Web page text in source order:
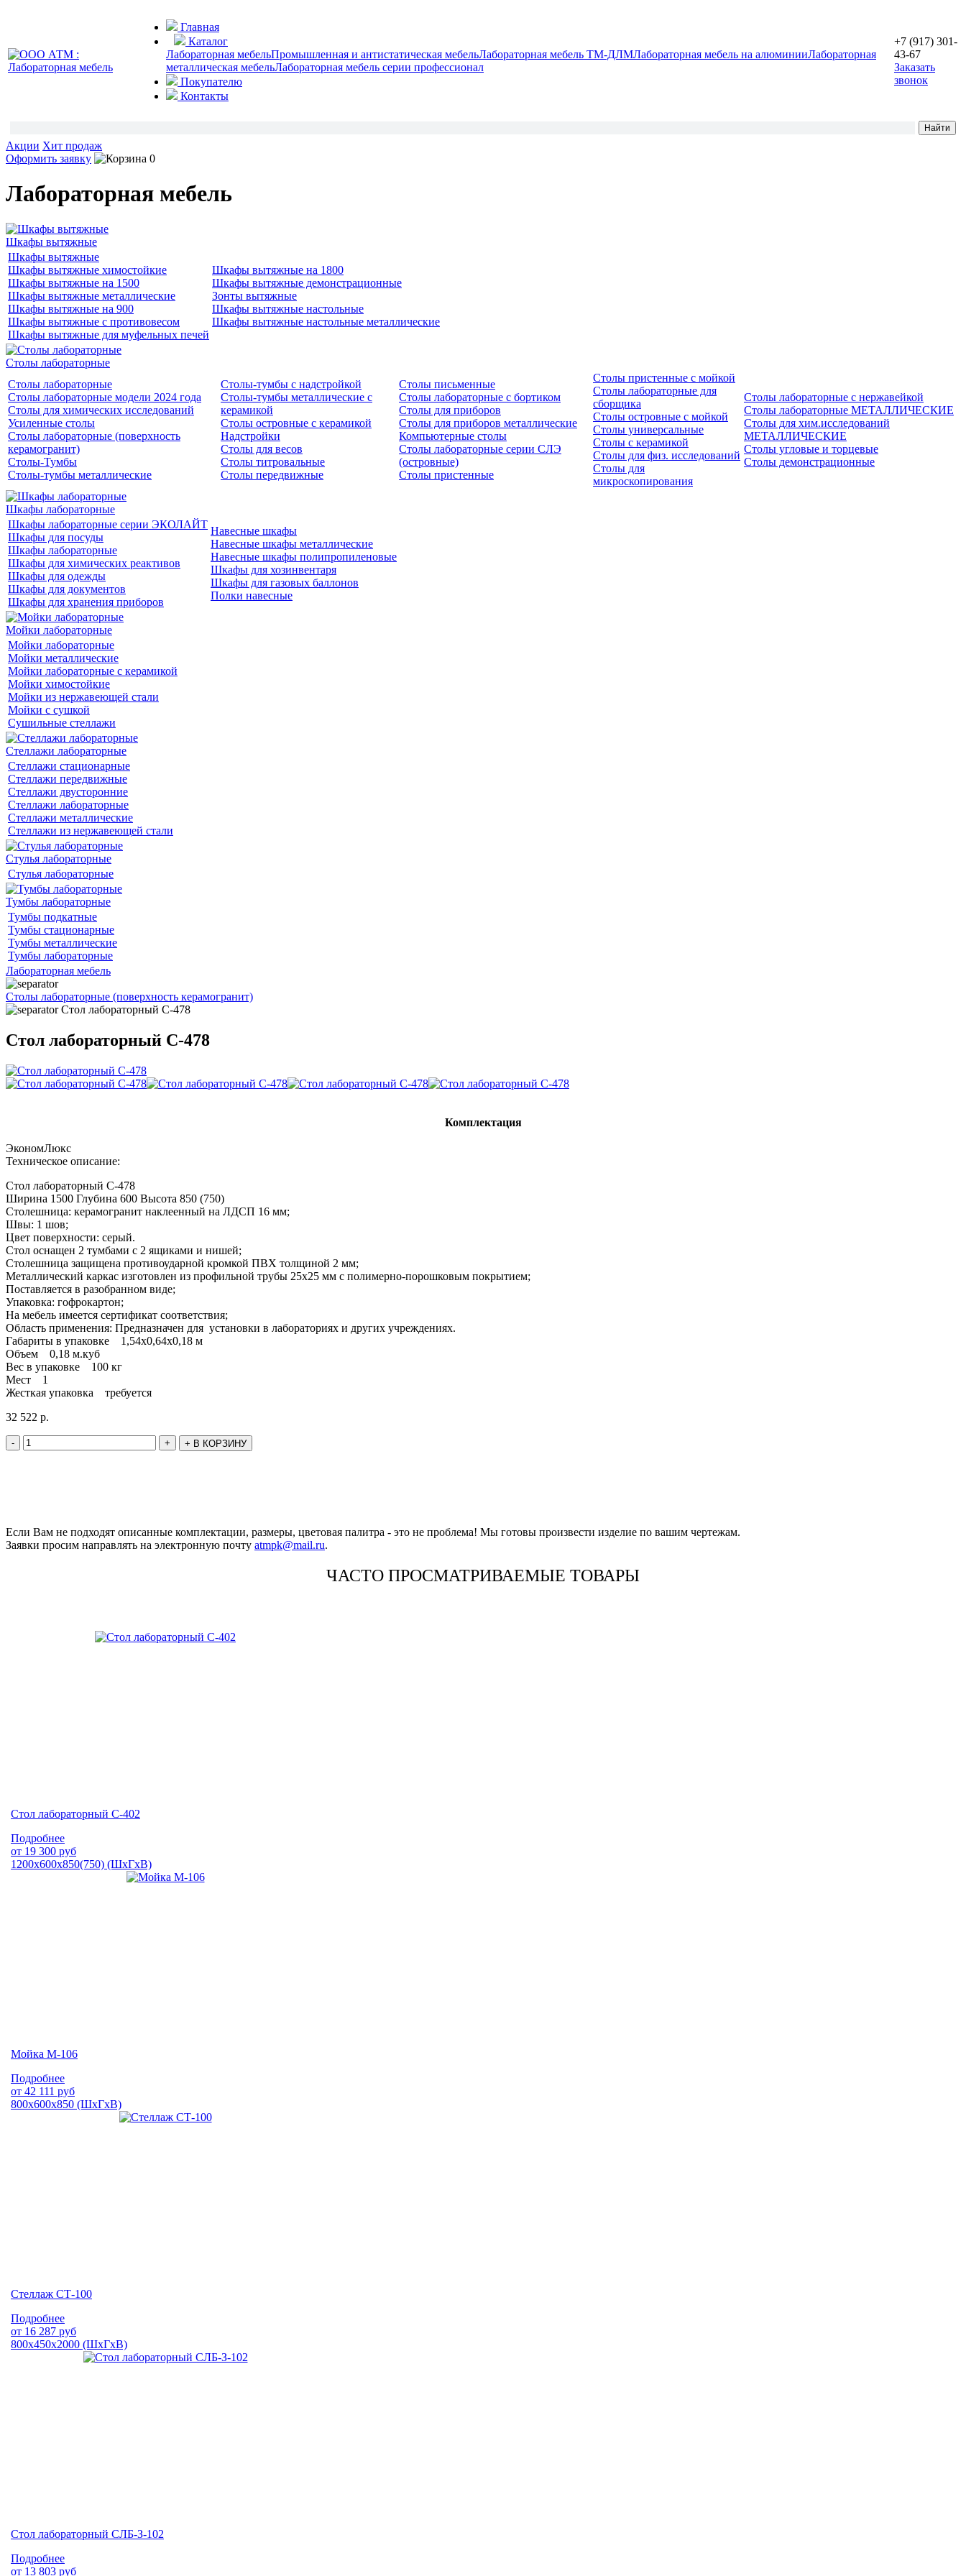
Главная
Каталог
Лабораторная мебельПромышленная и антистатическая мебельЛабораторная мебель ТМ-ДЛМЛабораторная мебель на алюминииЛабораторная
металлическая мебельЛабораторная мебель серии профессионал
Покупателю
Контакты
+7 (917) 301-
43-67
Заказать
звонок
Акции Хит продаж
Оформить заявку
0
Лабораторная мебель
Шкафы вытяжные
Шкафы вытяжные
Шкафы вытяжные химостойкие
Шкафы вытяжные на 1500
Шкафы вытяжные металлические
Шкафы вытяжные на 900
Шкафы вытяжные с противовесом
Шкафы вытяжные для муфельных печей
Шкафы вытяжные на 1800
Шкафы вытяжные демонстрационные
Зонты вытяжные
Шкафы вытяжные настольные
Шкафы вытяжные настольные металлические
Столы лабораторные
Столы лабораторные
Столы лабораторные модели 2024 года
Столы для химических исследований
Усиленные столы
Столы лабораторные (поверхность
керамогранит)
Столы-Тумбы
Столы-тумбы металлические
Столы-тумбы с надстройкой
Столы-тумбы металлические с
керамикой
Столы островные с керамикой
Надстройки
Столы для весов
Столы титровальные
Столы передвижные
Столы письменные
Столы лабораторные с бортиком
Столы для приборов
Столы для приборов металлические
Компьютерные столы
Столы лабораторные серии СЛЭ
(островные)
Столы пристенные
Столы пристенные с мойкой
Столы лабораторные для
сборщика
Столы островные с мойкой
Столы универсальные
Столы с керамикой
Столы для физ. исследований
Столы для
микроскопирования
Столы лабораторные с нержавейкой
Столы лабораторные МЕТАЛЛИЧЕСКИЕ
Столы для хим.исследований
МЕТАЛЛИЧЕСКИЕ
Столы угловые и торцевые
Столы демонстрационные
Шкафы лабораторные
Шкафы лабораторные серии ЭКОЛАЙТ
Шкафы для посуды
Шкафы лабораторные
Шкафы для химических реактивов
Шкафы для одежды
Шкафы для документов
Шкафы для хранения приборов
Навесные шкафы
Навесные шкафы металлические
Навесные шкафы полипропиленовые
Шкафы для хозинвентаря
Шкафы для газовых баллонов
Полки навесные
Мойки лабораторные
Мойки лабораторные
Мойки металлические
Мойки лабораторные с керамикой
Мойки химостойкие
Мойки из нержавеющей стали
Мойки с сушкой
Сушильные стеллажи
Стеллажи лабораторные
Стеллажи стационарные
Стеллажи передвижные
Стеллажи двусторонние
Стеллажи лабораторные
Стеллажи металлические
Стеллажи из нержавеющей стали
Стулья лабораторные
Стулья лабораторные
Тумбы лабораторные
Тумбы подкатные
Тумбы стационарные
Тумбы металлические
Тумбы лабораторные
Лабораторная мебель
Столы лабораторные (поверхность керамогранит)
Стол лабораторный С-478
Стол лабораторный С-478
Комплектация
ЭкономЛюкс
Техническое описание:
Стол лабораторный С-478
Ширина 1500 Глубина 600 Высота 850 (750)
Столешница: керамогранит наклеенный на ЛДСП 16 мм;
Швы: 1 шов;
Цвет поверхности: серый.
Стол оснащен 2 тумбами с 2 ящиками и нишей;
Столешница защищена противоударной кромкой ПВХ толщиной 2 мм;
Металлический каркас изготовлен из профильной трубы 25х25 мм с полимерно-порошковым покрытием;
Поставляется в разобранном виде;
Упаковка: гофрокартон;
На мебель имеется сертификат соответствия;
Область применения: Предназначен для установки в лабораториях и других учреждениях.
Габариты в упаковке 1,54х0,64х0,18 м
Объем 0,18 м.куб
Вес в упаковке 100 кг
Мест 1
Жесткая упаковка требуется
32 522 р.
- + + В КОРЗИНУ
Если Вам не подходят описанные комплектации, размеры, цветовая палитра - это не проблема! Мы готовы произвести изделие по вашим чертежам.
Заявки просим направлять на электронную почту atmpk@mail.ru.
ЧАСТО ПРОСМАТРИВАЕМЫЕ ТОВАРЫ
Стол лабораторный С-402
Подробнее
от 19 300 руб
1200х600х850(750) (ШхГхВ)
Мойка М-106
Подробнее
от 42 111 руб
800х600х850 (ШхГхВ)
Стеллаж СТ-100
Подробнее
от 16 287 руб
800х450х2000 (ШхГхВ)
Стол лабораторный СЛБ-З-102
Подробнее
от 13 803 руб